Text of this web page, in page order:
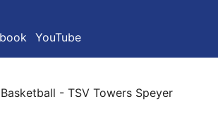
YouTube
- TSV Towers Speyer